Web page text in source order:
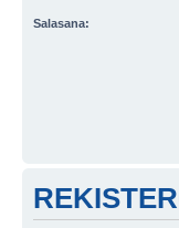
Salasana: